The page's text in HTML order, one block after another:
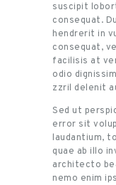
suscipit
consequat.
hendrerit in
consequat,
facilisis at
odio
zzril delenit
Sed ut
error sit
laudantium,
quae ab illo
architecto
nemo enim